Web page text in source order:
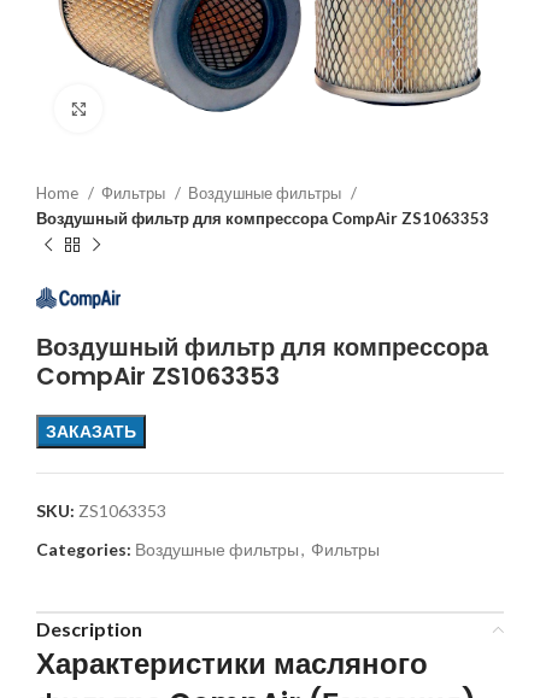
Увеличить
Home Фильтры
Воздушные фильтры
Воздушный фильтр для компрессора CompAir ZS1063353
Воздушный фильтр для компрессора
CompAir ZS1063353
ЗАКАЗАТЬ
SKU: ZS1063353
Categories: Воздушные фильтры, Фильтры
Description
Характеристики масляного